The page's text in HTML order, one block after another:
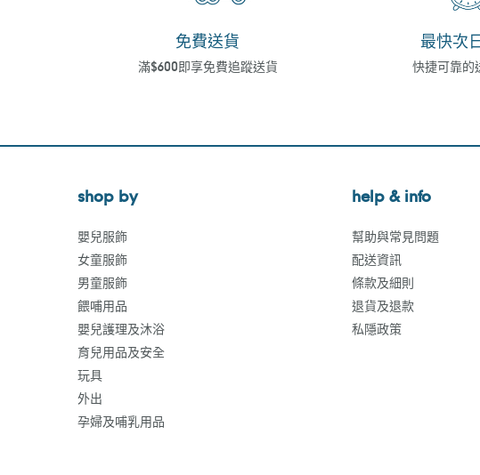
免費送貨
滿$600即享免費追蹤送貨
最快次
快捷可靠的
shop by
嬰兒服飾
女童服飾
男童服飾
餵哺用品
嬰兒護理及沐浴
育兒用品及安全
玩具
外出
孕婦及哺乳用品
help & info
幫助與常見問題
配送資訊
條款及細則
退貨及退款
私隱政策